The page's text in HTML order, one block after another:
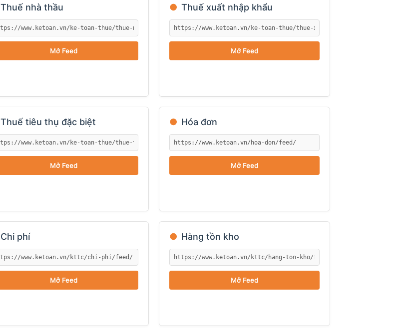
Thuế nhà thầu
Mở Feed
● Thuế xuất nhập khẩu
Mở Feed
Thuế tiêu thụ đặc biệt
Mở Feed
● Hóa đơn
Mở Feed
Chi phí
Mở Feed
● Hàng tồn kho
Mở Feed